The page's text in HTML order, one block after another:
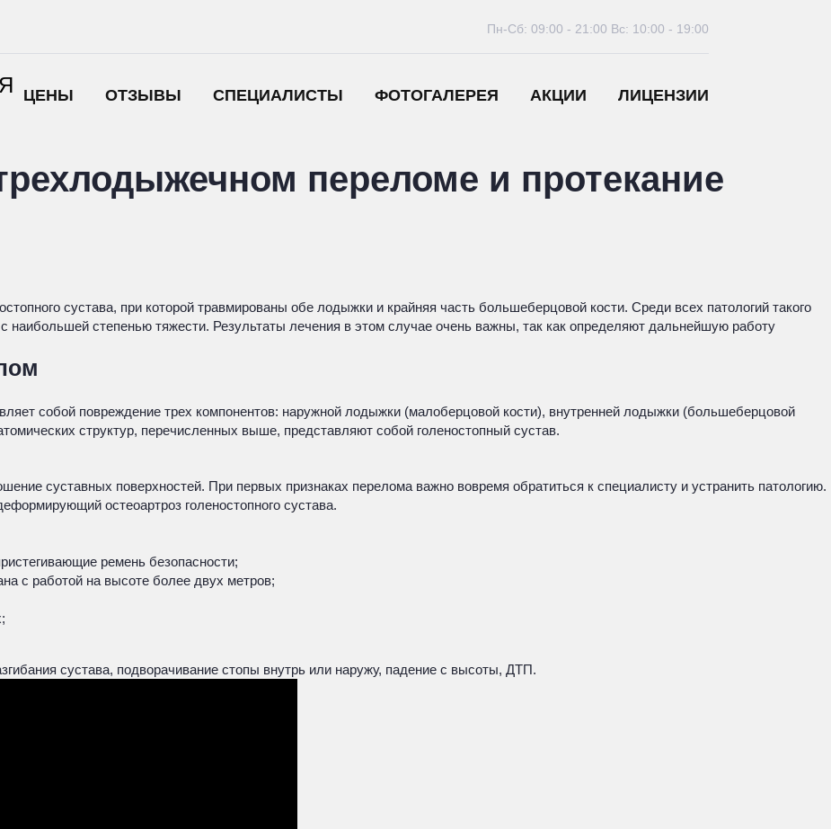
ЦЕНЫ ОТЗЫВЫ СПЕЦИАЛИСТЫ ФОТОГАЛЕРЕЯ АКЦИИ ЛИЦЕНЗИИ
Пн-Сб: 09:00 - 21:00 Вс: 10:00 - 19:00
переломе и протекание
сустава, при которой травмированы обе лодыжки и крайняя часть большеберцовой кости. Среди всех патологий такого
наибольшей степенью тяжести. Результаты лечения в этом случае очень важны, так как определяют дальнейшую работу
собой повреждение трех компонентов: наружной лодыжки (малоберцовой кости), внутренней лодыжки (большеберцовой
структур, перечисленных выше, представляют собой голеностопный сустав.
суставных поверхностей. При первых признаках перелома важно вовремя обратиться к специалисту и устранить патологию.
остеоартроз голеностопного сустава.
ремень безопасности;
с работой на высоте более двух метров;
сустава, подворачивание стопы внутрь или наружу, падение с высоты, ДТП.